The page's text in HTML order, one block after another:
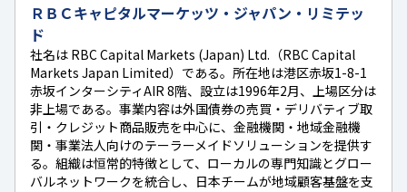
ＲＢＣキャピタルマーケッツ・ジャパン・リミテッ
ド
社名は RBC Capital Markets (Japan) Ltd.（RBC Capital
Markets Japan Limited）である。所在地は港区赤坂1-8-1
赤坂インターシティAIR 8階、設立は1996年2月、上場区分は
非上場である。事業内容は外国債券の売買・デリバティブ取
引・クレジット商品販売を中心に、金融機関・地域金融機
関・事業法人向けのテーラーメイドソリューションを提供す
る。組織は恒常的特徴として、ローカルの専門知識とグロー
バルネットワークを統合し、日本チームが地域顧客基盤を支